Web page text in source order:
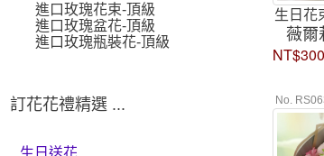
進口玫瑰花束-頂級
進口玫瑰盆花-頂級
進口玫瑰瓶裝花-頂級
訂花花禮精選 ...
生日送花
生日花
薇爾
No.